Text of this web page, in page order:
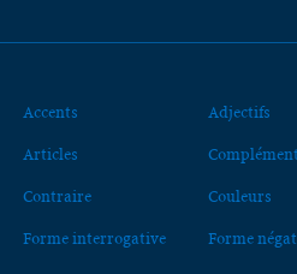
Accents Adjectifs
Articles
Contraire Couleurs
Forme interrogative Forme